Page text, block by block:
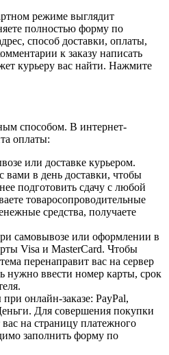
режиме выглядит
полностью форму по
способ доставки, оплаты,
к заказу написать
курьеру вас найти. Нажмите
способом. В интернет-
оплаты:
или доставке курьером.
вами в день доставки, чтобы
подготовить сдачу с любой
товаросопроводительные
средства, получаете
самовывозе или оформлении в
Visa и MasterCard. Чтобы
перенаправит вас на сервер
нужно ввести номер карты, срок
онлайн-заказе: PayPal,
Для совершения покупки
на страницу платежного
заполнить форму по